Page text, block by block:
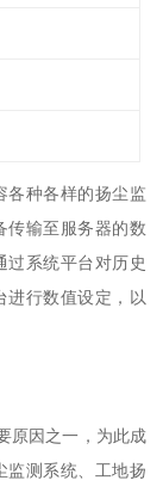
各种各样的扬尘监
传输至服务器的数
过系统平台对历史
进行数值设定，以
原因之一，为此成
监测系统、工地扬